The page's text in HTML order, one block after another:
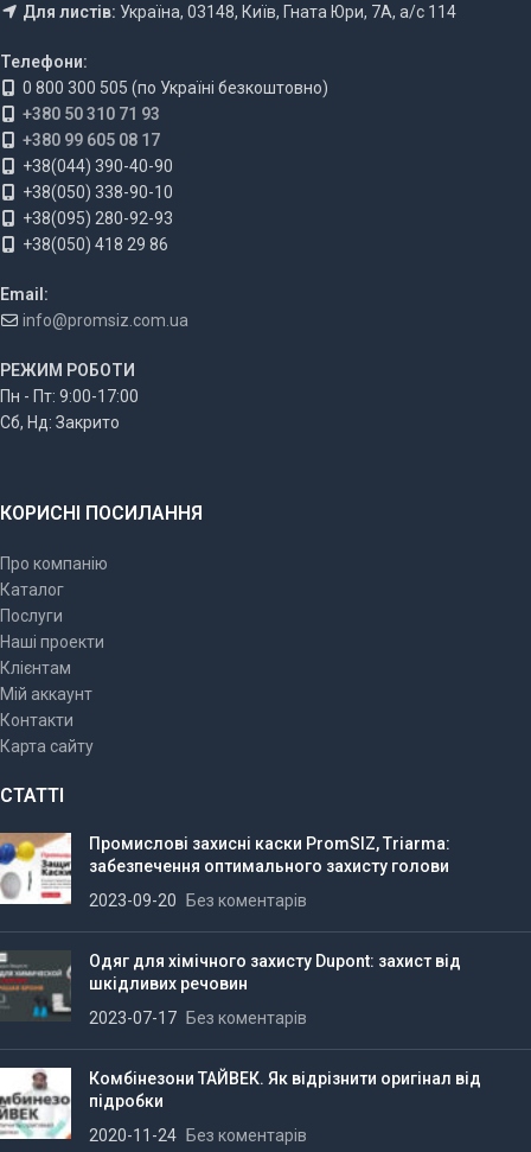
Для листів: Україна, 03148, Київ, Гната Юри, 7А, а/с 114
Телефони:
0 800 300 505 (по Україні безкоштовно)
+380 50 310 71 93
+380 99 605 08 17
+38(044) 390-40-90
+38(050) 338-90-10
+38(095) 280-92-93
+38(050) 418 29 86
Email:
info@promsiz.com.ua
РЕЖИМ РОБОТИ
Пн - Пт: 9:00-17:00
Сб, Нд: Закрито
КОРИСНІ ПОСИЛАННЯ
Про компанію
Каталог
Послуги
Наші проекти
Клієнтам
Мій аккаунт
Контакти
Карта сайту
СТАТТІ
Промислові захисні каски PromSIZ, Triarma:
забезпечення оптимального захисту голови
2023-09-20
Без коментарів
Одяг для хімічного захисту Dupont: захист від
шкідливих речовин
2023-07-17
Без коментарів
Комбінезони ТАЙВЕК. Як відрізнити оригінал від
підробки
2020-11-24
Без коментарів